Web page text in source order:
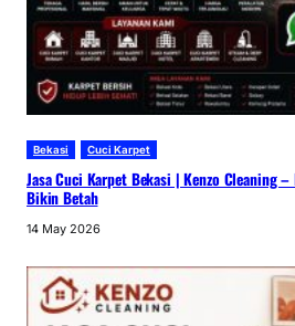
Bekasi Cuci Karpet
Jasa Cuci Karpet Bekasi | Kenzo Cleaning
Bikin Betah
14 May 2026